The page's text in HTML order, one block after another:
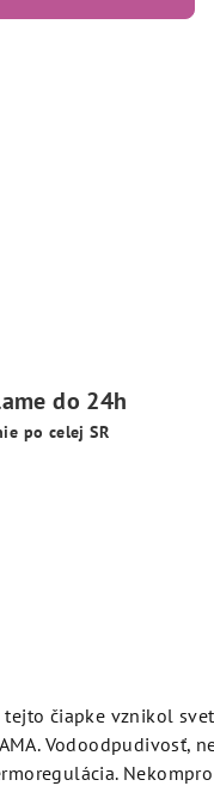
do 24h
po celej SR
tejto čiapke vznikol
Vodoodpudivosť,